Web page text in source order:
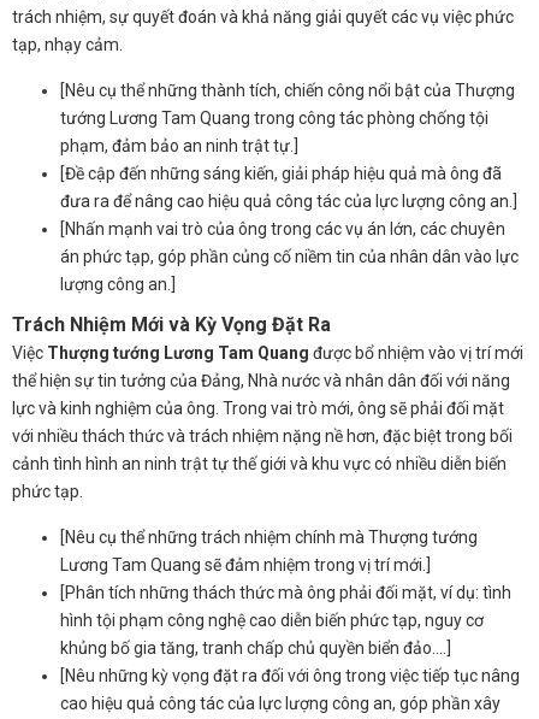
trách nhiệm, sự quyết đoán và khả năng giải quyết các vụ việc phức
tạp, nhạy cảm.
[Nêu cụ thể những thành tích, chiến công nổi bật của Thượng
tướng Lương Tam Quang trong công tác phòng chống tội
phạm, đảm bảo an ninh trật tự.]
[Đề cập đến những sáng kiến, giải pháp hiệu quả mà ông đã
đưa ra để nâng cao hiệu quả công tác của lực lượng công an.]
[Nhấn mạnh vai trò của ông trong các vụ án lớn, các chuyên
án phức tạp, góp phần củng cố niềm tin của nhân dân vào lực
lượng công an.]
Trách Nhiệm Mới và Kỳ Vọng Đặt Ra
Việc Thượng tướng Lương Tam Quang được bổ nhiệm vào vị trí mới
thể hiện sự tin tưởng của Đảng, Nhà nước và nhân dân đối với năng
lực và kinh nghiệm của ông. Trong vai trò mới, ông sẽ phải đối mặt
với nhiều thách thức và trách nhiệm nặng nề hơn, đặc biệt trong bối
cảnh tình hình an ninh trật tự thế giới và khu vực có nhiều diễn biến
phức tạp.
[Nêu cụ thể những trách nhiệm chính mà Thượng tướng
Lương Tam Quang sẽ đảm nhiệm trong vị trí mới.]
[Phân tích những thách thức mà ông phải đối mặt, ví dụ: tình
hình tội phạm công nghệ cao diễn biến phức tạp, nguy cơ
khủng bố gia tăng, tranh chấp chủ quyền biển đảo….]
[Nêu những kỳ vọng đặt ra đối với ông trong việc tiếp tục nâng
cao hiệu quả công tác của lực lượng công an, góp phần xây